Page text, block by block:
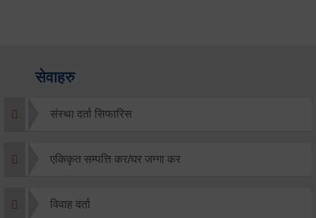
सेवाहरु
संस्था दर्ता सिफारिस
एकिकृत सम्पत्ति कर/घर जग्गा कर
विवाह दर्ता